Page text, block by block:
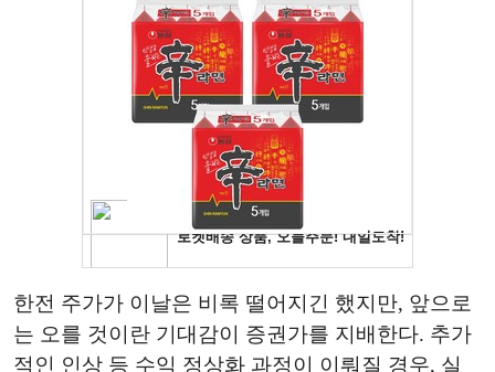
한전 주가가 이날은 비록 떨어지긴 했지만, 앞으로
는 오를 것이란 기대감이 증권가를 지배한다. 추가
적인 인상 등 수익 정상화 과정이 이뤄질 경우, 실